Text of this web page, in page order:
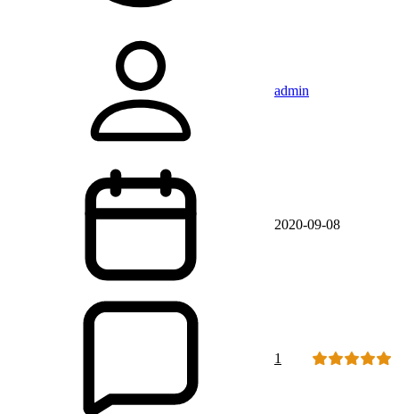
admin
2020-09-08
1